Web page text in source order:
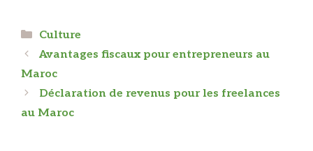
Catégories
Culture
Avantages fiscaux pour entrepreneurs au
Maroc
Déclaration de revenus pour les freelances
au Maroc